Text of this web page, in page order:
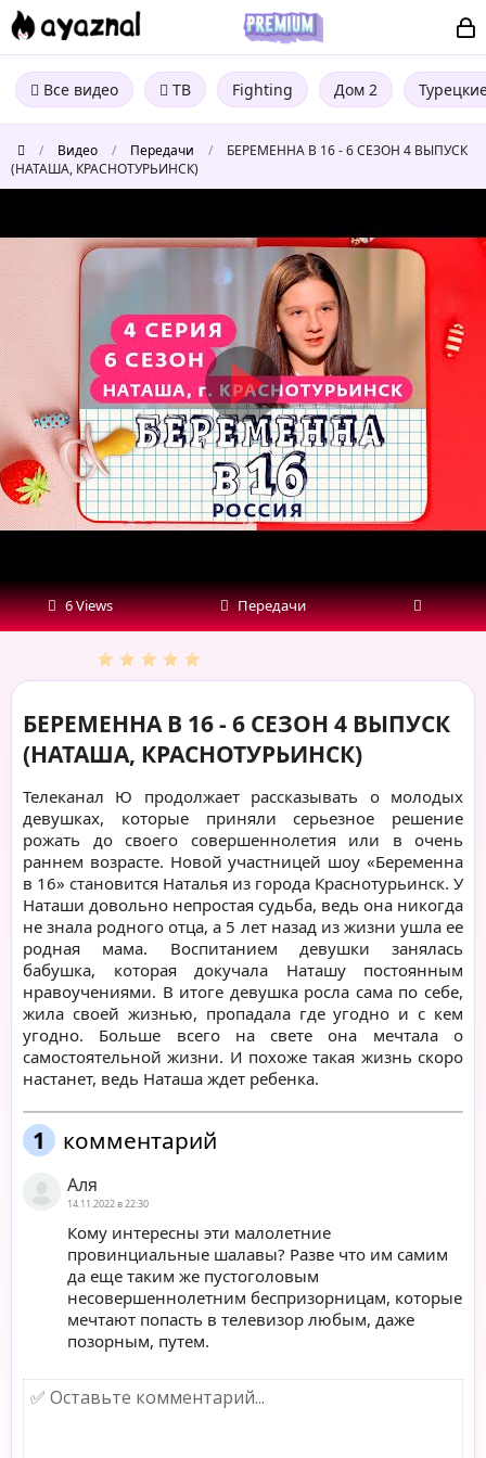
Все видео ТВ Fighting Дом 2
/ Видео / Передачи /
БЕРЕМЕННА В 16 - 6 СЕЗОН 4 ВЫПУСК
(НАТАША, КРАСНОТУРЬИНСК)
В
16
-
6
СЕЗОН
4
ВЫПУСК
(НАТАША,
6 Views Передачи
БЕРЕМЕННА В 16 - 6 СЕЗОН 4 ВЫПУСК
(НАТАША, КРАСНОТУРЬИНСК)
Телеканал Ю продолжает рассказывать о молодых
девушках, которые приняли серьезное решение
рожать до своего совершеннолетия или в очень
раннем возрасте. Новой участницей шоу «Беременна
в 16» становится Наталья из города Краснотурьинск. У
Наташи довольно непростая судьба, ведь она никогда
не знала родного отца, а 5 лет назад из жизни ушла ее
родная мама. Воспитанием девушки занялась
бабушка, которая докучала Наташу постоянным
нравоучениями. В итоге девушка росла сама по себе,
жила своей жизнью, пропадала где угодно и с кем
угодно. Больше всего на свете она мечтала о
самостоятельной жизни. И похоже такая жизнь скоро
настанет, ведь Наташа ждет ребенка.
1 комментарий
Аля
14.11.2022 в 22:30
Кому интересны эти малолетние
провинциальные шалавы? Разве что им самим
да еще таким же пустоголовым
несовершеннолетним беспризорницам, которые
мечтают попасть в телевизор любым, даже
позорным, путем.